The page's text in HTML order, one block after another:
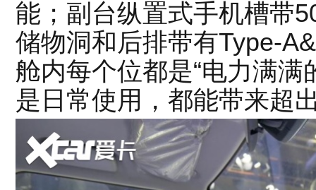
能；副台纵置式手机槽带
储物洞和后排带有Type-
舱内每个位都是“电力满满
是日常使用，都能带来超